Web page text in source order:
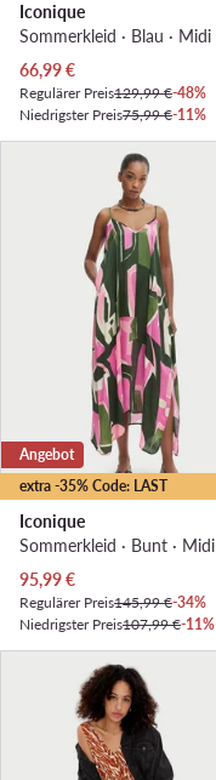
Iconique
Sommerkleid · Blau · Midi
Aktueller Preis
66,99€
Regulärer Preis129,99 €-48%
Niedrigster Preis75,99 €-11%
extra -35% Code: LAST
Angebot
Iconique
Sommerkleid · Bunt · Midi
Aktueller Preis
95,99€
Regulärer Preis145,99 €-34%
Niedrigster Preis107,99 €-11%